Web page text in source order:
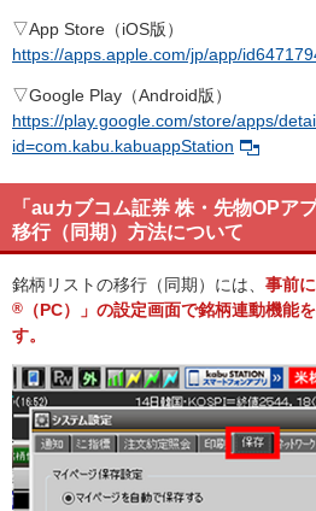
▽App Store（iOS版）
https://apps.apple.com/jp/app/
▽Google Play（Android版）
https://play.google.com/store/apps/
id=com.kabu.kabuappStation
「auカブコム証券 株・先物OPア
移行（同期）方法について
銘柄リストの移行（同期）には、 事前
®
（PC）」の設定画面で銘柄連動機能
す。